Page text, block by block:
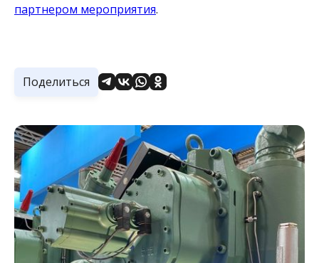
партнером мероприятия.
Поделиться